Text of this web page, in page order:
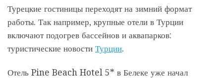
Турецкие гостиницы переходят на зимний формат
работы. Так например, крупные отели в Турции
включают подогрев бассейнов и аквапарков:
туристические новости Турции.
Отель Pine Beach Hotel 5* в Белеке уже начал